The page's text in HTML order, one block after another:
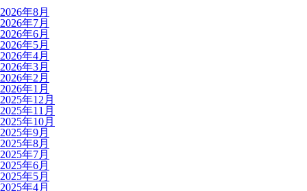
2026年8月
2026年7月
2026年6月
2026年5月
2026年4月
2026年3月
2026年2月
2026年1月
2025年12月
2025年11月
2025年10月
2025年9月
2025年8月
2025年7月
2025年6月
2025年5月
2025年4月